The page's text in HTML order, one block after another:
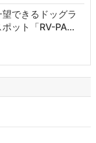
できるドッグラ
ット「RV-PA…